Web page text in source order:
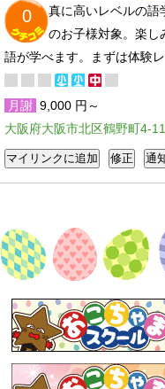
0
真に高いレベルの語
のお子様対象。楽し
語が学べます。まずは体験レ
月謝 9,000 円～
大阪府大阪市北区鶴野町4-